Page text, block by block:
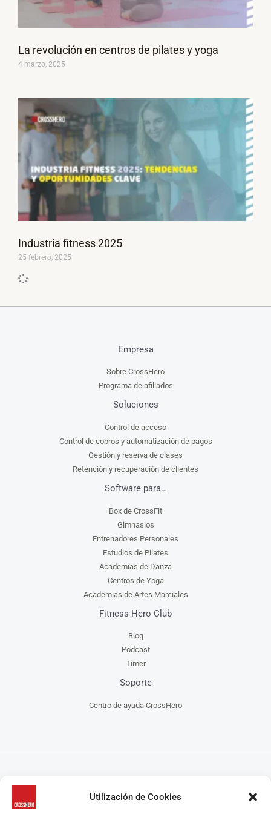
Utilización de Cookies
La revolución en centros de pilates y yoga
4 marzo, 2025
Industria fitness 2025
25 febrero, 2025
Empresa
Sobre CrossHero
Programa de afiliados
Soluciones
Control de acceso
Control de cobros y automatización de pagos
Gestión y reserva de clases
Retención y recuperación de clientes
Software para…
Box de CrossFit
Gimnasios
Entrenadores Personales
Estudios de Pilates
Academias de Danza
Centros de Yoga
Academias de Artes Marciales
Fitness Hero Club
Blog
Podcast
Timer
Soporte
Centro de ayuda CrossHero
CrossHero es un software y app todo en uno, para la gestión de gimnasios, centros de
CrossFit, escuelas de artes marciales, estudios de yoga y/o pilates y centros de danza, que